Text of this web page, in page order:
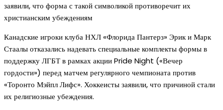
заявили, что форма с такой символикой противоречит их
христианским убеждениям
Канадские игроки клуба НХЛ «Флорида Пантерз» Эрик и Марк
Стаалы отказались надевать специальные комплекты формы в
поддержку ЛГБТ в рамках акции Pride Night («Вечер
гордости») перед матчем регулярного чемпионата против
«Торонто Мэйпл Лифс». Хоккеисты заявили, что причиной стали
их религиозные убеждения.